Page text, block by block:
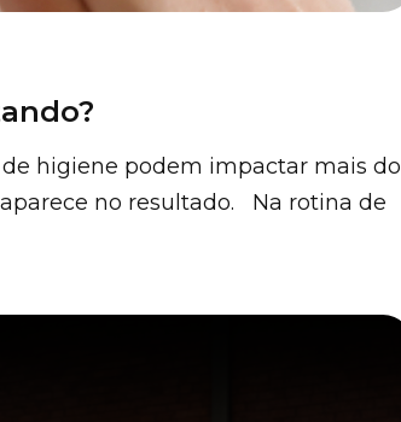
higiene podem impactar mais do
no resultado. Na rotina de